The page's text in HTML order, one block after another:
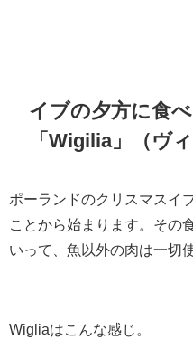
イブの夕方に食
「Wigilia」（ヴ
ポーランドのクリスマスイ
ことから始まります。その
いって、魚以外の肉は一切
Wigliaはこんな感じ。